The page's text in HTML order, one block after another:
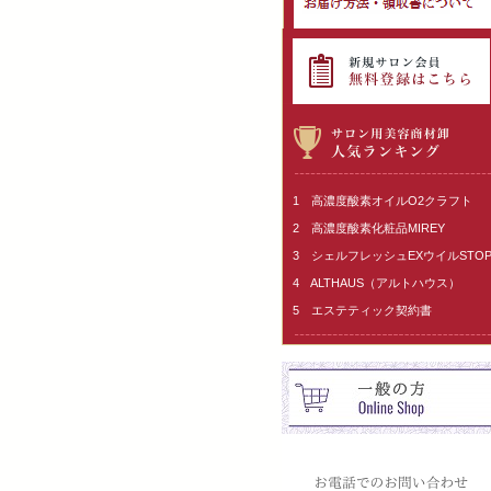
1 高濃度酸素オイルO2クラフト
2 高濃度酸素化粧品MIREY
3 シェルフレッシュEXウイルSTOP
4 ALTHAUS（アルトハウス）
5 エステティック契約書